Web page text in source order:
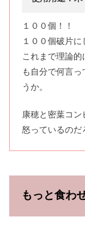
１００個！！
１００個破片
これまで理論的
も自分で何言
うか。
康穂と密葉コン
怒っているのだ
もっと食わ